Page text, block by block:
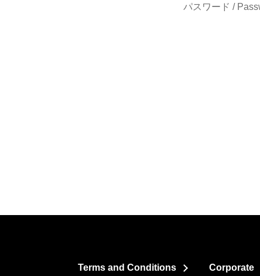
パスワード /
Terms and Conditions Corporate